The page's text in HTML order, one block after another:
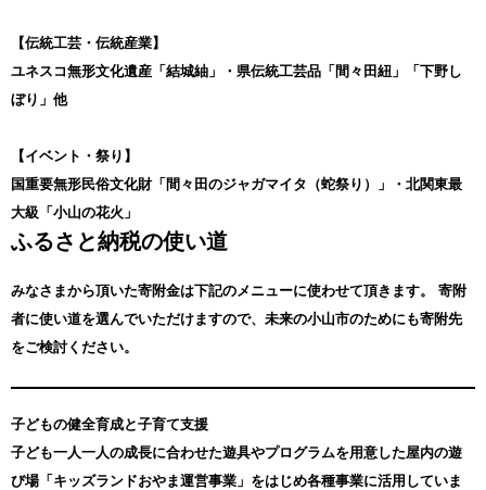
【伝統工芸・伝統産業】
ユネスコ無形文化遺産「結城紬」・県伝統工芸品「間々田紐」「下野し
ぼり」他
【イベント・祭り】
国重要無形民俗文化財「間々田のジャガマイタ（蛇祭り）」・北関東最
大級「小山の花火」
ふるさと納税の使い道
みなさまから頂いた寄附金は下記のメニューに使わせて頂きます。
寄附
者に使い道を選んでいただけますので、未来の小山市のためにも寄附先
をご検討ください。
子どもの健全育成と子育て支援
子ども一人一人の成長に合わせた遊具やプログラムを用意した屋内の遊
び場「キッズランドおやま運営事業」をはじめ各種事業に活用していま